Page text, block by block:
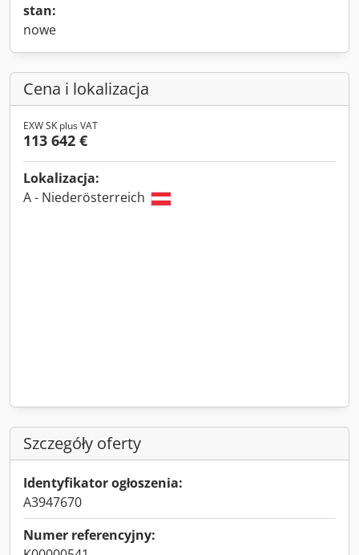
stan:
nowe
Cena i lokalizacja
EXW SK plus VAT
113 642 €
Lokalizacja:
A - Niederösterreich
Szczegóły oferty
Identyfikator ogłoszenia:
A3947670
Numer referencyjny: